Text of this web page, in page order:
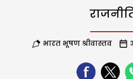
भारत भूषण श्रीवास्तव